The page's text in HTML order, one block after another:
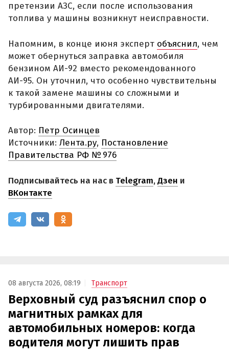
претензии АЗС, если после использования
топлива у машины возникнут неисправности.
Напомним, в конце июня эксперт объяснил, чем
может обернуться заправка автомобиля
бензином АИ-92 вместо рекомендованного
АИ-95. Он уточнил, что особенно чувствительны
к такой замене машины со сложными и
турбированными двигателями.
Автор: Петр Осинцев
Источники: Лента.ру, Постановление
Правительства РФ № 976
Подписывайтесь на нас в Telegram,Дзен и
ВКонтакте
08 августа 2026, 08:19 Транспорт
Верховный суд разъяснил спор о
магнитных рамках для
автомобильных номеров: когда
водителя могут лишить прав